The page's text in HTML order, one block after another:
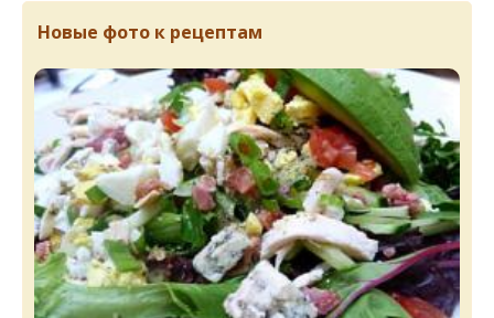
Новые фото к рецептам